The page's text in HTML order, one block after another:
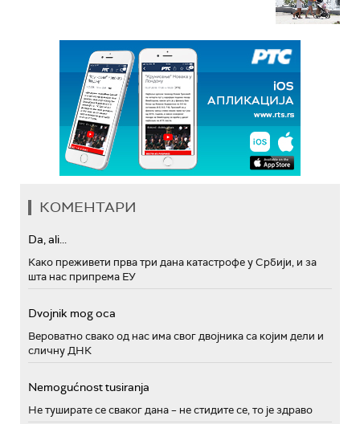
КОМЕНТАРИ
Da, ali...
Како преживети прва три дана катастрофе у Србији, и за
шта нас припрема ЕУ
Dvojnik mog oca
Вероватно свако од нас има свог двојника са којим дели и
сличну ДНК
Nemogućnost tusiranja
Не туширате се сваког дана – не стидите се, то је здраво